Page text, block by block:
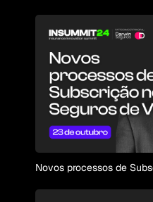
Novos processos de